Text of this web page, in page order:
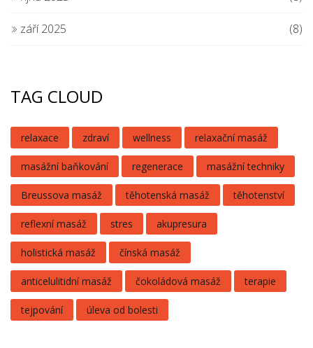
září 2025 (8)
TAG CLOUD
relaxace zdraví wellness relaxační masáž
masážní baňkování regenerace masážní techniky
Breussova masáž těhotenská masáž těhotenství
reflexní masáž stres akupresura
holistická masáž čínská masáž
anticelulitidní masáž čokoládová masáž terapie
tejpování úleva od bolesti